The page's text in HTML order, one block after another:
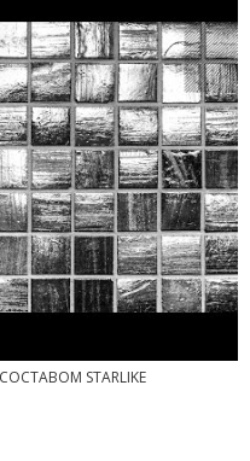
STARLIKE